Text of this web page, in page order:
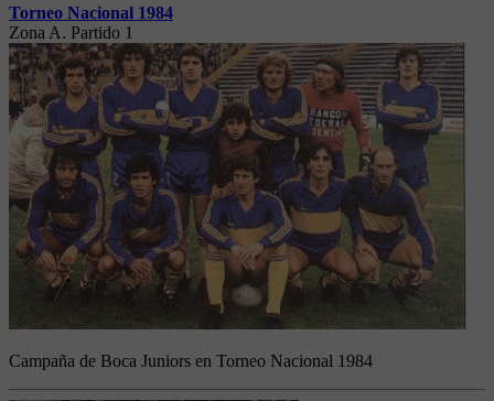
Torneo Nacional 1984
Zona A. Partido 1
Campaña de Boca Juniors en Torneo Nacional 1984